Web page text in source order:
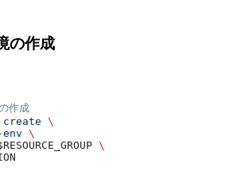
の作成
作成
create \
\
\